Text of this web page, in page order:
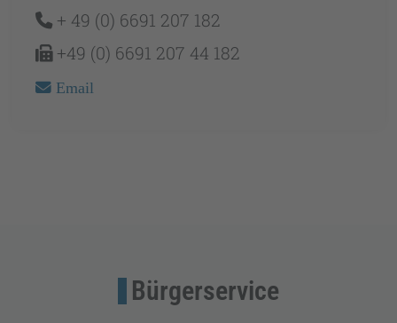
+ 49 (0) 6691 207 182
+49 (0) 6691 207 44 182
Email
Bürgerservice